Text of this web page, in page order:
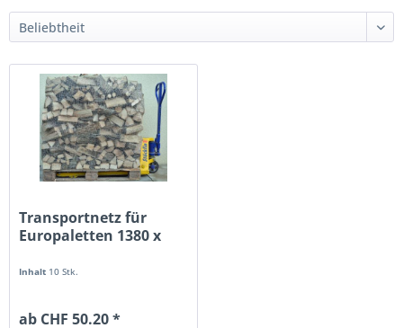
Transportnetz für
Europaletten 1380 x
Inhalt 10 Stk.
ab CHF 50.20 *